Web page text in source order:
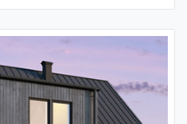
fönsterfoder samt knutbrädor
Du kan även välja att ge ditt
alternativa materialval.